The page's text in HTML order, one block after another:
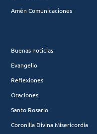
Amén Comunicaciones
Buenas noticias
Evangelio
Reflexiones
Oraciones
Santo Rosario
Coronilla Divina Misericordia